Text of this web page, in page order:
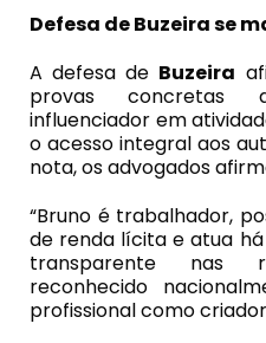
Defesa de Buzeira se
A defesa de Buzeira
provas concretas
influenciador em
o acesso integral aos
nota, os advogados
“Bruno é trabalhador,
de renda lícita e atua
transparente nas
reconhecido
profissional como